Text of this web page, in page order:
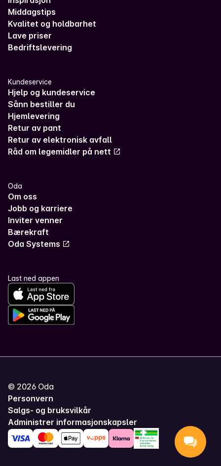
Middagstips
Kvalitet og holdbarhet
Lave priser
Bedriftslevering
Kundeservice
Hjelp og kundeservice
Sånn bestiller du
Hjemlevering
Retur av pant
Retur av elektronisk avfall
Råd om legemidler på nett
Oda
Om oss
Jobb og karriere
Inviter venner
Bærekraft
Oda Systems
Last ned appen
© 2026 Oda
Personvern
Salgs- og bruksvilkår
Administrer informasjonskapsler